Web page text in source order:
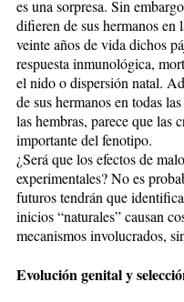
es una sorpresa. Sin
difieren de sus hermanos
veinte años de vida dichos
respuesta inmunológica,
el nido o dispersión natal.
de sus hermanos en todas
las hembras, parece que las
importante del fenotipo.
¿Será que los efectos de
experimentales? No es
futuros tendrán que
inicios “naturales” causan
mecanismos involucrados,
Evolución genital y